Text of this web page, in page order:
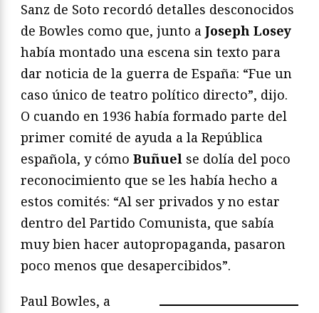
Sanz de Soto recordó detalles desconocidos
de Bowles como que, junto a Joseph Losey
había montado una escena sin texto para
dar noticia de la guerra de España: “Fue un
caso único de teatro político directo”, dijo.
O cuando en 1936 había formado parte del
primer comité de ayuda a la República
española, y cómo Buñuel se dolía del poco
reconocimiento que se les había hecho a
estos comités: “Al ser privados y no estar
dentro del Partido Comunista, que sabía
muy bien hacer autopropaganda, pasaron
poco menos que desapercibidos”.
Paul Bowles, a